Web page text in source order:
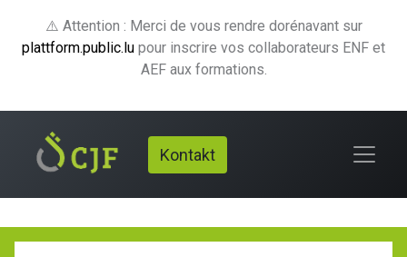
⚠️ Attention : Merci de vous rendre dorénavant sur
plattform.public.lu pour inscrire vos collaborateurs ENF et
AEF aux formations.
Kontakt